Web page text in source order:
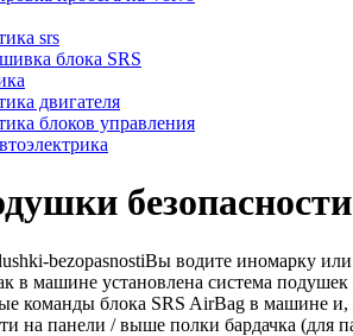
srs
блока SRS
двигателя
блоков управления
безопасности
Вы водите иномарку
в машине установлена система
команды блока SRS AirBag в машине и,
на панели / выше полки бардачка (для